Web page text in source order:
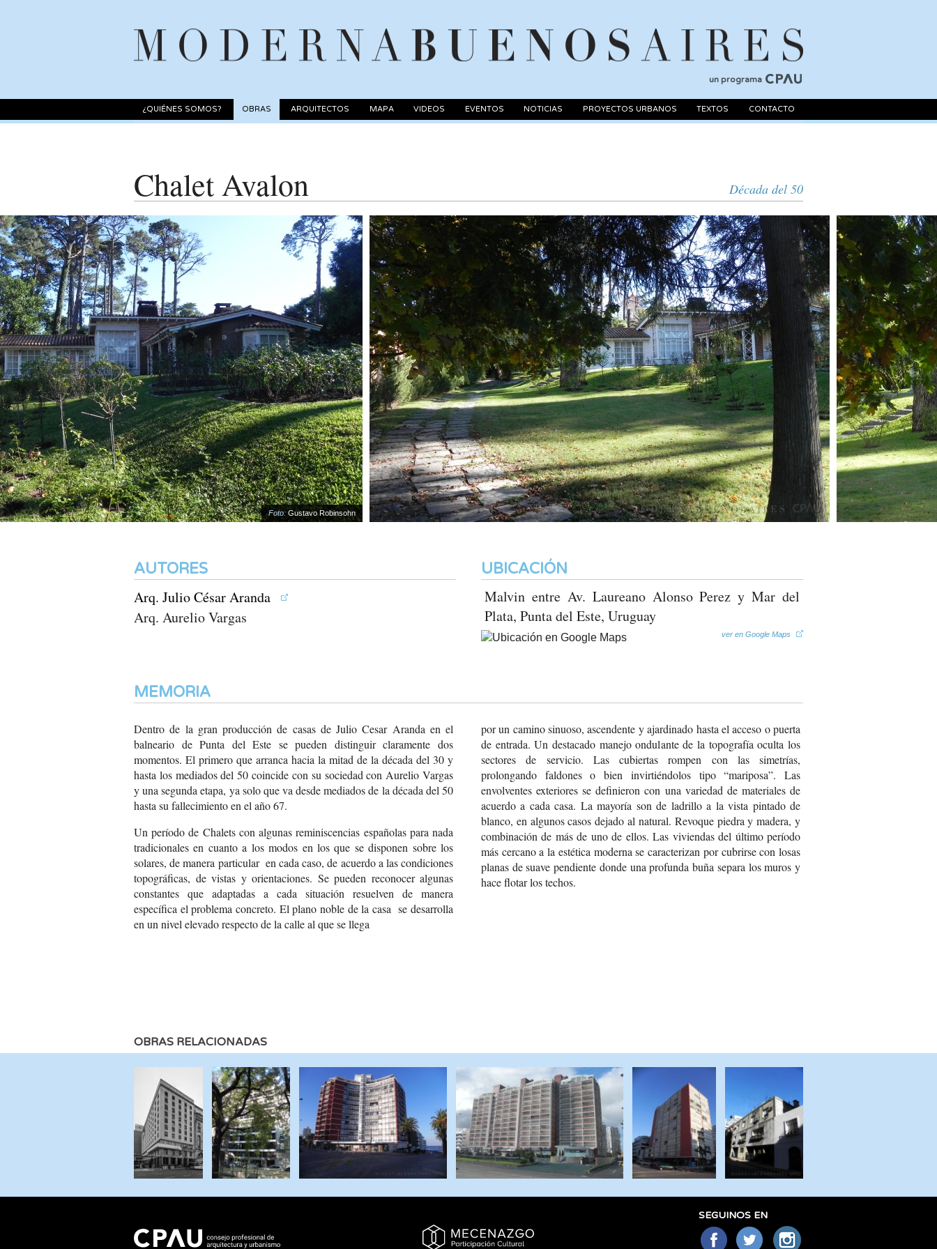
un programa
¿QUIÉNES SOMOS? OBRAS ARQUITECTOS MAPA VIDEOS EVENTOS NOTICIAS PROYECTOS URBANOS TEXTOS CONTACTO
Chalet Avalon Década del 50
Foto:Gustavo Robinsohn
AUTORES
Arq. Julio César Aranda
Arq. Aurelio Vargas
UBICACIÓN
Malvin entre Av. Laureano Alonso Perez y Mar del
Plata, Punta del Este, Uruguay
ver en Google Maps
MEMORIA
Dentro de la gran producción de casas de Julio Cesar Aranda en el
balneario de Punta del Este se pueden distinguir claramente dos
momentos. El primero que arranca hacia la mitad de la década del 30 y
hasta los mediados del 50 coincide con su sociedad con Aurelio Vargas
y una segunda etapa, ya solo que va desde mediados de la década del 50
hasta su fallecimiento en el año 67.
Un período de Chalets con algunas reminiscencias españolas para nada
tradicionales en cuanto a los modos en los que se disponen sobre los
solares, demanera particular en cada caso, de acuerdoa las condiciones
topográficas, de vistas y orientaciones. Se pueden reconocer algunas
constantes que adaptadas a cada situación resuelven de manera
específica el problema concreto. El plano noble de la casa se desarrolla
en un nivel elevado respecto de la calle al que se llega
por un camino sinuoso, ascendente y ajardinado hasta el acceso o puerta
de entrada. Un destacado manejo ondulante de la topografía oculta los
sectores de servicio. Las cubiertas rompen con las simetrías,
prolongando faldones o bien invirtiéndolos tipo “mariposa”. Las
envolventes exteriores se definieron con una variedad de materiales de
acuerdo a cada casa. La mayoría son de ladrillo a la vista pintado de
blanco, en algunos casos dejado al natural. Revoque piedra y madera, y
combinación de más de uno de ellos. Las viviendas del último período
más cercano a la estética moderna se caracterizan por cubrirse con losas
planas de suave pendiente donde una profunda buña separa los muros y
hace flotar los techos.
OBRAS RELACIONADAS
SEGUINOS EN